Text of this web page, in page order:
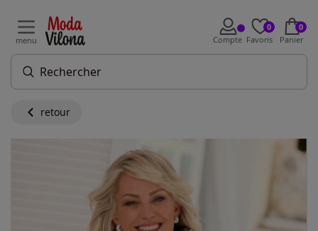
menu Compte
0
Favoris
0
Panier
retour